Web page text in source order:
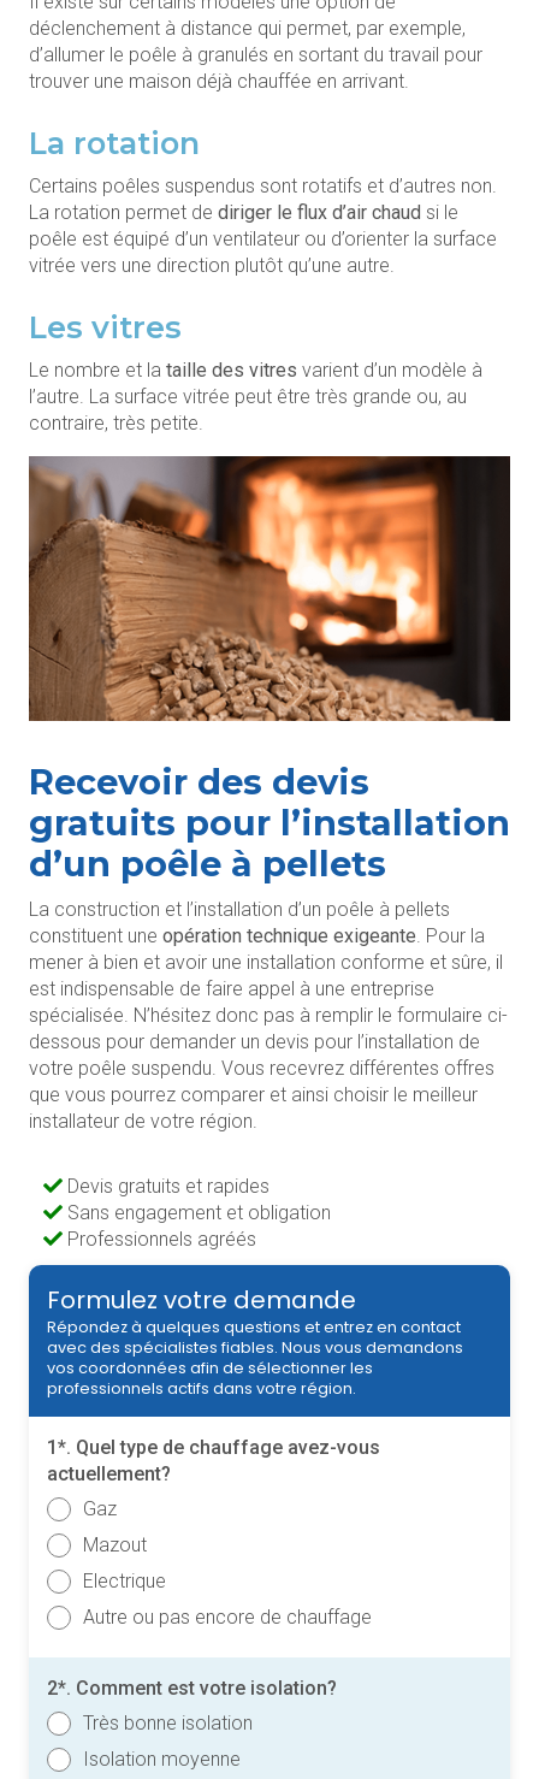
déclenchement à distance qui permet, par exemple,
d’allumer le poêle à granulés en sortant du travail pour
trouver une maison déjà chauffée en arrivant.
La rotation
Certains poêles suspendus sont rotatifs et d’autres non.
La rotation permet de diriger le flux d’air chaud si le
poêle est équipé d’un ventilateur ou d’orienter la surface
vitrée vers une direction plutôt qu’une autre.
Les vitres
Le nombre et la taille des vitres varient d’un modèle à
l’autre. La surface vitrée peut être très grande ou, au
contraire, très petite.
Recevoir des devis
gratuits pour l’installation
d’un poêle à pellets
La construction et l’installation d’un poêle à pellets
constituent une opération technique exigeante . Pour la
mener à bien et avoir une installation conforme et sûre, il
est indispensable de faire appel à une entreprise
spécialisée. N’hésitez donc pas à remplir le formulaire ci-
dessous pour demander un devis pour l’installation de
votre poêle suspendu. Vous recevrez différentes offres
que vous pourrez comparer et ainsi choisir le meilleur
installateur de votre région.
Devis gratuits et rapides
Sans engagement et obligation
Professionnels agréés
Formulez votre demande
Répondez à quelques questions et entrez en contact
avec des spécialistes fiables. Nous vous demandons
vos coordonnées afin de sélectionner les
professionnels actifs dans votre région.
1*. Quel type de chauffage avez-vous
actuellement?
Gaz
Mazout
Electrique
Autre ou pas encore de chauffage
2*. Comment est votre isolation?
Très bonne isolation
Isolation moyenne